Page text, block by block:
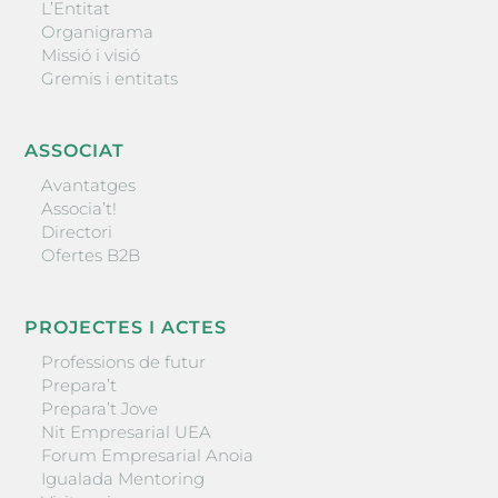
L’Entitat
Organigrama
Missió i visió
Gremis i entitats
ASSOCIAT
Avantatges
Associa’t!
Directori
Ofertes B2B
PROJECTES I ACTES
Professions de futur
Prepara’t
Prepara’t Jove
Nit Empresarial UEA
Forum Empresarial Anoia
Igualada Mentoring